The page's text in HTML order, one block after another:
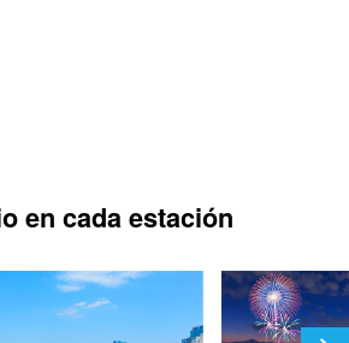
en cada estación